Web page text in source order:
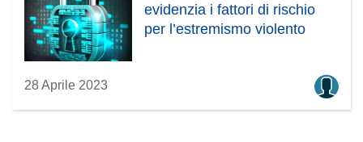
evidenzia i fattori di rischio
per l’estremismo violento
28 Aprile 2023